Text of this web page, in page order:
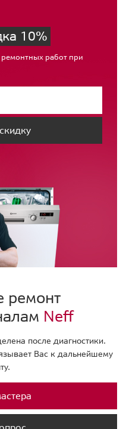
10%
работ при
ремонт
Neff
после диагностики.
Вас к дальнейшему